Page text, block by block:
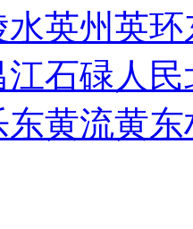
水英州英
江石碌人
东黄流黄